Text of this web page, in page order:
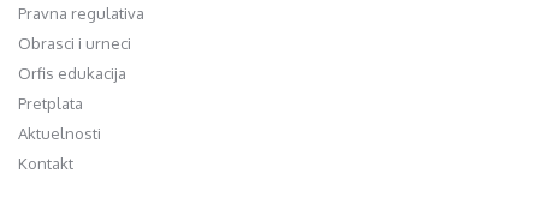
Pravna regulativa
Obrasci i urneci
Orfis edukacija
Pretplata
Aktuelnosti
Kontakt